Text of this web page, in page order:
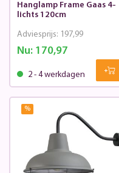
Hanglamp Frame Gaas 4-
lichts 120cm
Nu:170,97
Adviesprijs: 197,99
2 - 4 werkdagen
%